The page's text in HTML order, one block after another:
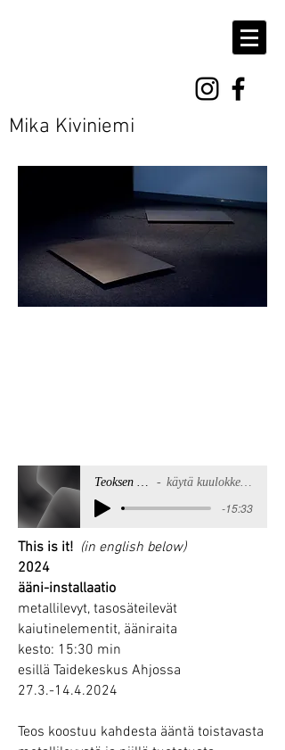
Mika Kiviniemi
Teoksen ääniraita / Soundtrack of the piece käytä kuulokkeita tai hyviä kaiuttimia / use headphones or good speakers
-15:33
This is it! (in english below)
2024
ääni-installaatio
metallilevyt, tasosäteilevät
kaiutinelementit, ääniraita
kesto: 15:30 min
esillä Taidekeskus Ahjossa
27.3.-14.4.2024
Teos koostuu kahdesta ääntä toistavasta